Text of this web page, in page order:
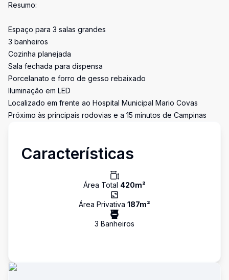
Resumo:
Espaço para 3 salas grandes
3 banheiros
Cozinha planejada
Sala fechada para dispensa
Porcelanato e forro de gesso rebaixado
Iluminação em LED
Localizado em frente ao Hospital Municipal Mario Covas
Próximo às principais rodovias e a 15 minutos de Campinas
Características
Área Total 420m²
Área Privativa 187m²
3 Banheiros